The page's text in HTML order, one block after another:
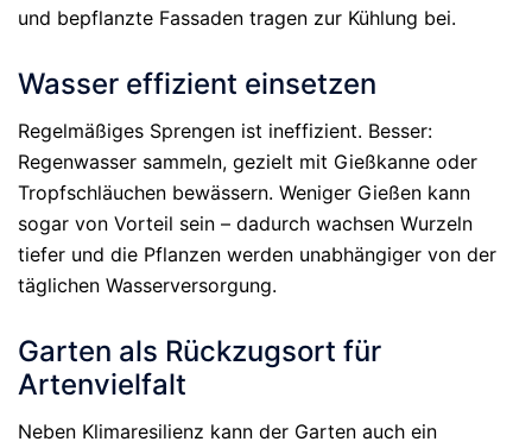
und bepflanzte Fassaden tragen zur Kühlung bei.
Wasser effizient einsetzen
Regelmäßiges Sprengen ist ineffizient. Besser:
Regenwasser sammeln, gezielt mit Gießkanne oder
Tropfschläuchen bewässern. Weniger Gießen kann
sogar von Vorteil sein – dadurch wachsen Wurzeln
tiefer und die Pflanzen werden unabhängiger von der
täglichen Wasserversorgung.
Garten als Rückzugsort für
Artenvielfalt
Neben Klimaresilienz kann der Garten auch ein